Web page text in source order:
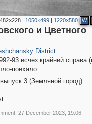
482×228 | 1050×499 | 1220×580 W
и Цветного
District
93 исчез крайний справа
поехало...
3 (Земляной город)
27 December 2023, 19:06